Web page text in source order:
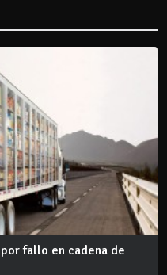
fallo en cadena de